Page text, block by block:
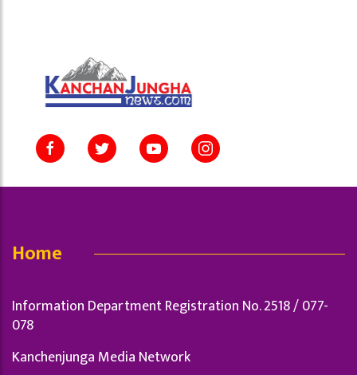
Home
Information Department Registration No. 2518 / 077-
078
Kanchenjunga Media Network